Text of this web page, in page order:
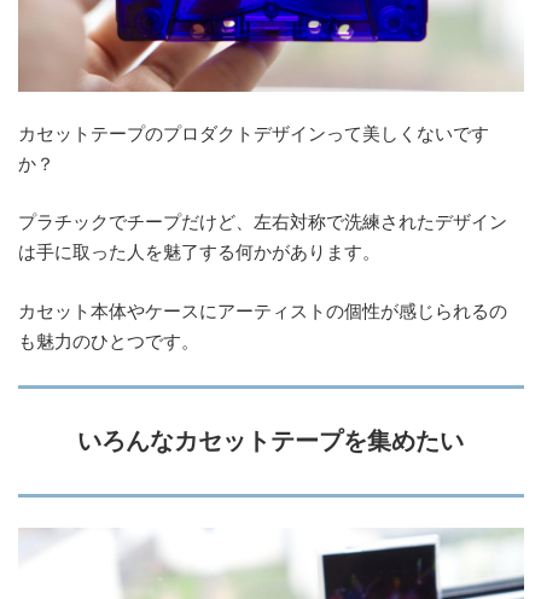
カセットテープのプロダクトデザインって美しくないです
か？
プラチックでチープだけど、左右対称で洗練されたデザイン
は手に取った人を魅了する何かがあります。
カセット本体やケースにアーティストの個性が感じられるの
も魅力のひとつです。
いろんなカセットテープを集めたい